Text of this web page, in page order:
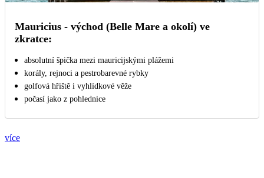
Mauricius - východ (Belle Mare a okolí) ve
zkratce:
absolutní špička mezi mauricijskými plážemi
korály, rejnoci a pestrobarevné rybky
golfová hřiště i vyhlídkové věže
počasí jako z pohlednice
více